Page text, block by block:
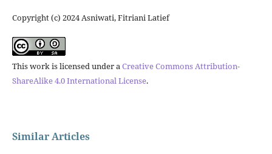
Copyright (c) 2024 Asniwati, Fitriani Latief
This work is licensed under aCreative Commons Attribution-
ShareAlike 4.0 International License.
Similar Articles